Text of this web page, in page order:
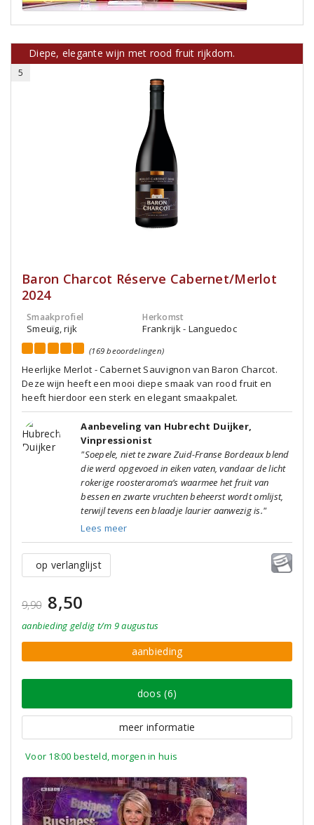
Diepe, elegante wijn met rood fruit rijkdom.
5
Baron Charcot Réserve Cabernet/Merlot
2024
Smaakprofiel
Smeuïg, rijk
Herkomst
Frankrijk - Languedoc
(169 beoordelingen)
Heerlijke Merlot - Cabernet Sauvignon van Baron Charcot.
Deze wijn heeft een mooi diepe smaak van rood fruit en
heeft hierdoor een sterk en elegant smaakpalet.
Aanbeveling van Hubrecht Duijker,
Vinpressionist
"Soepele, niet te zware Zuid-Franse Bordeaux blend
die werd opgevoed in eiken vaten, vandaar de licht
rokerige roosteraroma’s waarmee het fruit van
bessen en zwarte vruchten beheerst wordt omlijst,
terwijl tevens een blaadje laurier aanwezig is."
Lees meer
op verlanglijst
9,90 8,50
aanbieding geldig t/m 9 augustus
aanbieding
doos (6)
meer informatie
Voor 18:00 besteld, morgen in huis